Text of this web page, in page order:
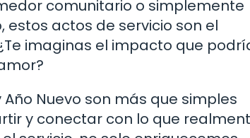
comunitario o simplemente
actos de servicio son el
imaginas el impacto que
Nuevo son más que simples
y conectar con lo que